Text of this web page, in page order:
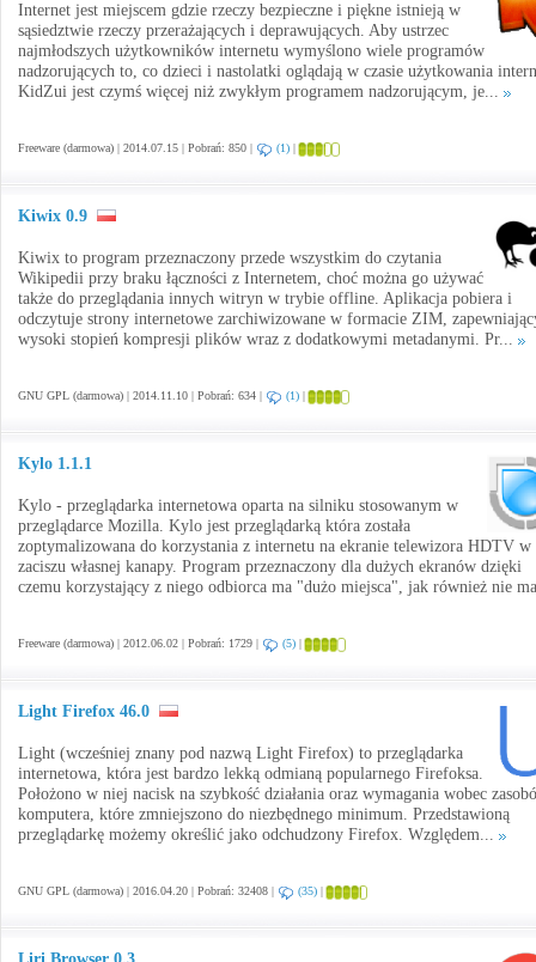
Internet jest miejscem gdzie rzeczy bezpieczne i piękne istnieją w
sąsiedztwie rzeczy przerażających i deprawujących. Aby ustrzec
najmłodszych użytkowników internetu wymyślono wiele programów
nadzorujących to, co dzieci i nastolatki oglądają w czasie użytkowania
KidZui jest czymś więcej niż zwykłym programem nadzorującym, je...
Freeware (darmowa) | 2014.07.15 | Pobrań: 850 | (1) |
Kiwix 0.9
Kiwix to program przeznaczony przede wszystkim do czytania
Wikipedii przy braku łączności z Internetem, choć można go używać
także do przeglądania innych witryn w trybie offline. Aplikacja pobiera i
odczytuje strony internetowe zarchiwizowane w formacie ZIM,
wysoki stopień kompresji plików wraz z dodatkowymi metadanymi. Pr...
GNU GPL (darmowa) | 2014.11.10 | Pobrań: 634 | (1) |
Kylo 1.1.1
Kylo - przeglądarka internetowa oparta na silniku stosowanym w
przeglądarce Mozilla. Kylo jest przeglądarką która została
zoptymalizowana do korzystania z internetu na ekranie telewizora HDTV w
zaciszu własnej kanapy. Program przeznaczony dla dużych ekranów dzięki
czemu korzystający z niego odbiorca ma "dużo miejsca", jak również nie
Freeware (darmowa) | 2012.06.02 | Pobrań: 1729 | (5) |
Light Firefox 46.0
Light (wcześniej znany pod nazwą Light Firefox) to przeglądarka
internetowa, która jest bardzo lekką odmianą popularnego Firefoksa.
Położono w niej nacisk na szybkość działania oraz wymagania wobec
komputera, które zmniejszono do niezbędnego minimum. Przedstawioną
przeglądarkę możemy określić jako odchudzony Firefox. Względem...
GNU GPL (darmowa) | 2016.04.20 | Pobrań: 32408 | (35) |